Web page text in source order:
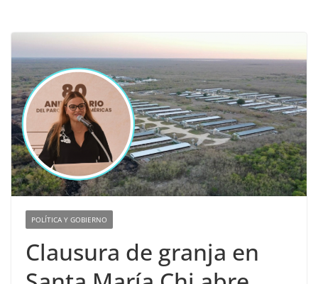
POLÍTICA Y GOBIERNO
Clausura de granja en